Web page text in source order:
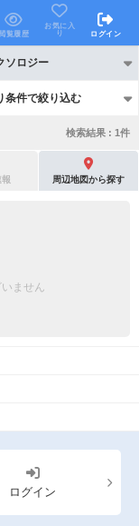
閲覧履歴
お気に入
り
ログイン
ソロジー
条件で絞り込む
条件で絞り込む
室完備
在籍
検索結果 : 1件
周辺地図から探す
ません
ログイン